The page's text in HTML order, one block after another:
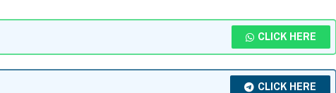
CLICK HERE
CLICK HERE